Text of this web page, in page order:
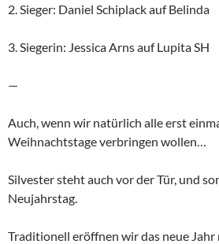
2. Sieger: Daniel Schiplack auf Belinda
3. Siegerin: Jessica Arns auf Lupita SH
—
Auch, wenn wir natürlich alle erst
Weihnachtstage verbringen wollen…
Silvester steht auch vor der Tür, und
Neujahrstag.
Traditionell eröffnen wir das neue Jahr